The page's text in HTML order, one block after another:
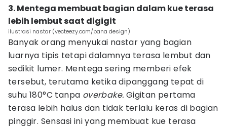
3. Mentega membuat bagian dalam kue terasa
lebih lembut saat digigit
ilustrasi nastar (vecteezy.com/pana design)
Banyak orang menyukai nastar yang bagian
luarnya tipis tetapi dalamnya terasa lembut dan
sedikit lumer. Mentega sering memberi efek
tersebut, terutama ketika dipanggang tepat di
suhu 180°C tanpa overbake. Gigitan pertama
terasa lebih halus dan tidak terlalu keras di bagian
pinggir. Sensasi ini yang membuat kue terasa